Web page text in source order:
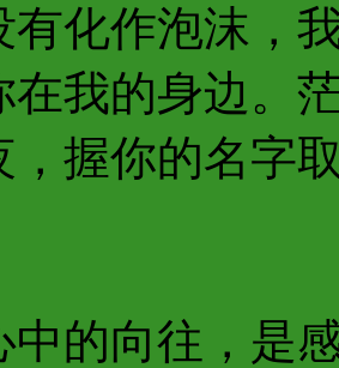
有化作泡沫，
在我的身边。
，握你的名字
的向往，是